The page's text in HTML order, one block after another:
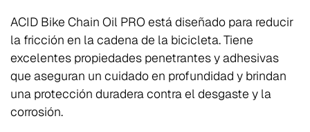
ACID Bike Chain Oil PRO está diseñado para reducir
la fricción en la cadena de la bicicleta. Tiene
excelentes propiedades penetrantes y adhesivas
que aseguran un cuidado en profundidad y brindan
una protección duradera contra el desgaste y la
corrosión.